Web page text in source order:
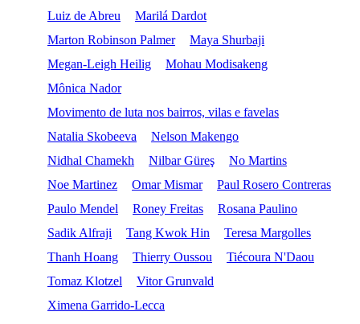
Luiz de Abreu
Marilá Dardot
Marton Robinson Palmer
Maya Shurbaji
Megan-Leigh Heilig
Mohau Modisakeng
Mônica Nador
Movimento de luta nos bairros, vilas e favelas
Natalia Skobeeva
Nelson Makengo
Nidhal Chamekh
Nilbar Güreş
No Martins
Noe Martinez
Omar Mismar
Paul Rosero Contreras
Paulo Mendel
Roney Freitas
Rosana Paulino
Sadik Alfraji
Tang Kwok Hin
Teresa Margolles
Thanh Hoang
Thierry Oussou
Tiécoura N'Daou
Tomaz Klotzel
Vitor Grunvald
Ximena Garrido-Lecca